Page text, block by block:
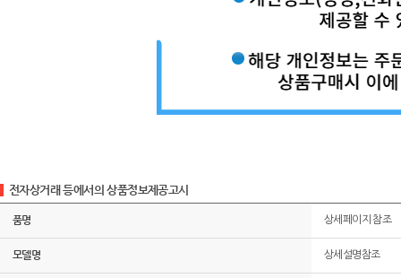
전자상거래 등에서의 상품정보제공고시
품명 상세페이지 참조
모델명 상세설명참조